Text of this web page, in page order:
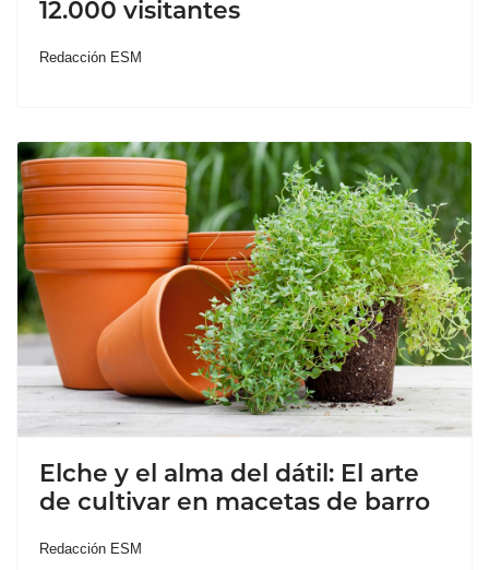
12.000 visitantes
Redacción ESM
Elche y el alma del dátil: El arte
de cultivar en macetas de barro
Redacción ESM